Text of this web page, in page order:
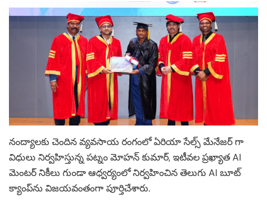
నంద్యాలకు చెందిన వ్యవసాయ రంగంలో ఏరియా సేల్స్ మేనేజర్ గా
విధులు నిర్వహిస్తున్న పట్నం మోహన్ కుమార్, ఇటీవల ప్రఖ్యాత AI
మెంటర్ నికీలు గుండా ఆధ్వర్యంలో నిర్వహించిన తెలుగు AI బూట్
క్యాంప్‌ను విజయవంతంగా పూర్తిచేశారు.